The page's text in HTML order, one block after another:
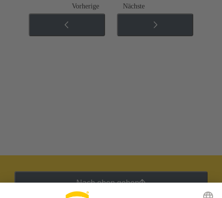
Vorherige Nächste
Nach oben gehen